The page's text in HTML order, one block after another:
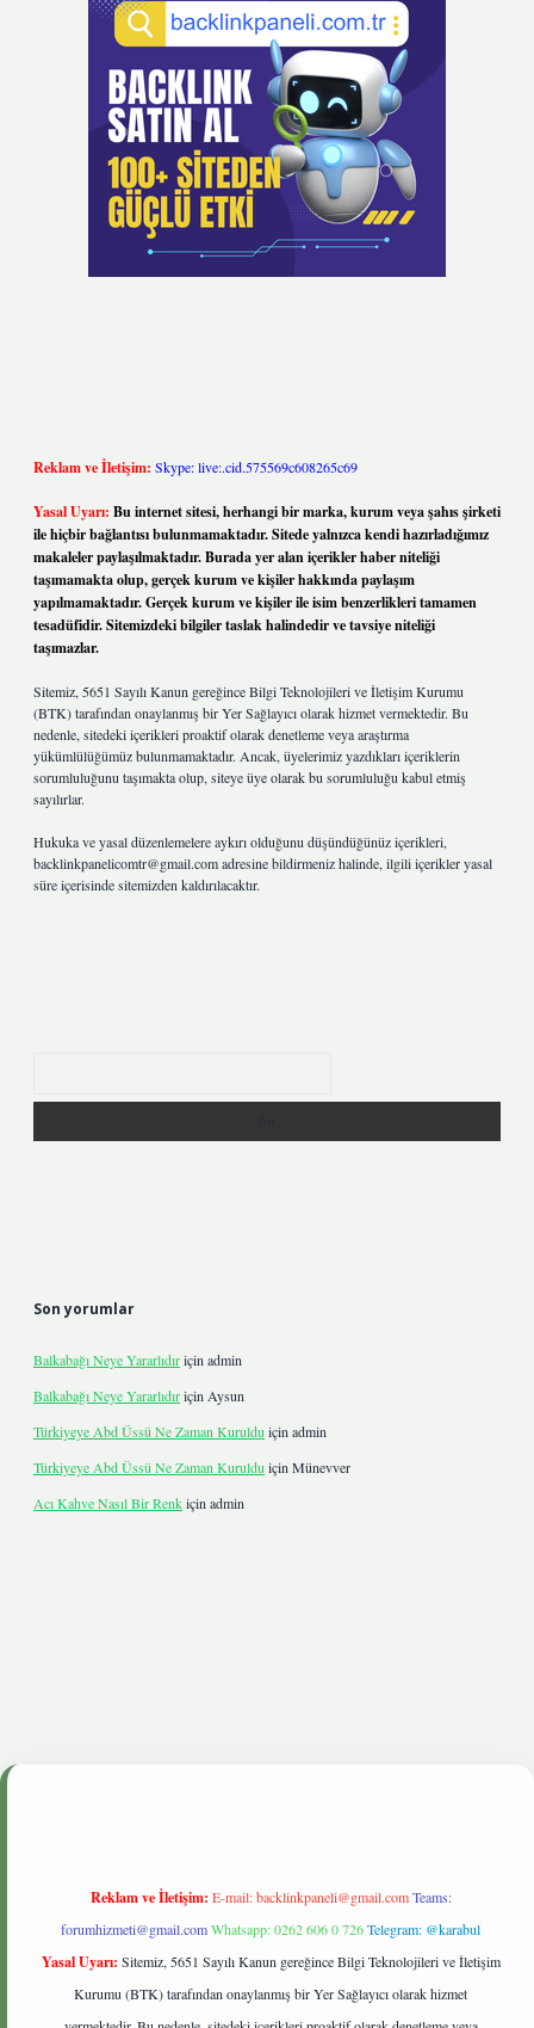
Reklam ve İletişim: Skype: live:.cid.575569c608265c69
Yasal Uyarı: Bu internet sitesi, herhangi bir marka, kurum veya şahıs şirketi
ile hiçbir bağlantısı bulunmamaktadır. Sitede yalnızca kendi hazırladığımız
makaleler paylaşılmaktadır. Burada yer alan içerikler haber niteliği
taşımamakta olup, gerçek kurum ve kişiler hakkında paylaşım
yapılmamaktadır. Gerçek kurum ve kişiler ile isim benzerlikleri tamamen
tesadüfidir. Sitemizdeki bilgiler taslak halindedir ve tavsiye niteliği
taşımazlar.
Sitemiz, 5651 Sayılı Kanun gereğince Bilgi Teknolojileri ve İletişim Kurumu
(BTK) tarafından onaylanmış bir Yer Sağlayıcı olarak hizmet vermektedir. Bu
nedenle, sitedeki içerikleri proaktif olarak denetleme veya araştırma
yükümlülüğümüz bulunmamaktadır. Ancak, üyelerimiz yazdıkları içeriklerin
sorumluluğunu taşımakta olup, siteye üye olarak bu sorumluluğu kabul etmiş
sayılırlar.
Hukuka ve yasal düzenlemelere aykırı olduğunu düşündüğünüz içerikleri,
backlinkpanelicomtr@gmail.comadresine bildirmeniz halinde, ilgili içerikler yasal
süre içerisinde sitemizden kaldırılacaktır.
Son yorumlar
Balkabağı Neye Yararlıdıriçin admin
Balkabağı Neye Yararlıdıriçin Aysun
Türkiyeye Abd Üssü Ne Zaman Kuruldu için admin
Türkiyeye Abd Üssü Ne Zaman Kuruldu için Münevver
Acı Kahve Nasıl Bir Renkiçin admin
Reklam ve İletişim: E-mail:backlinkpaneli@gmail.com Teams:
forumhizmeti@gmail.comWhatsapp: 0262 606 0 726Telegram: @karabul
Yasal Uyarı: Sitemiz, 5651 Sayılı Kanun gereğince Bilgi Teknolojileri ve İletişim
Kurumu (BTK) tarafından onaylanmış bir Yer Sağlayıcı olarak hizmet